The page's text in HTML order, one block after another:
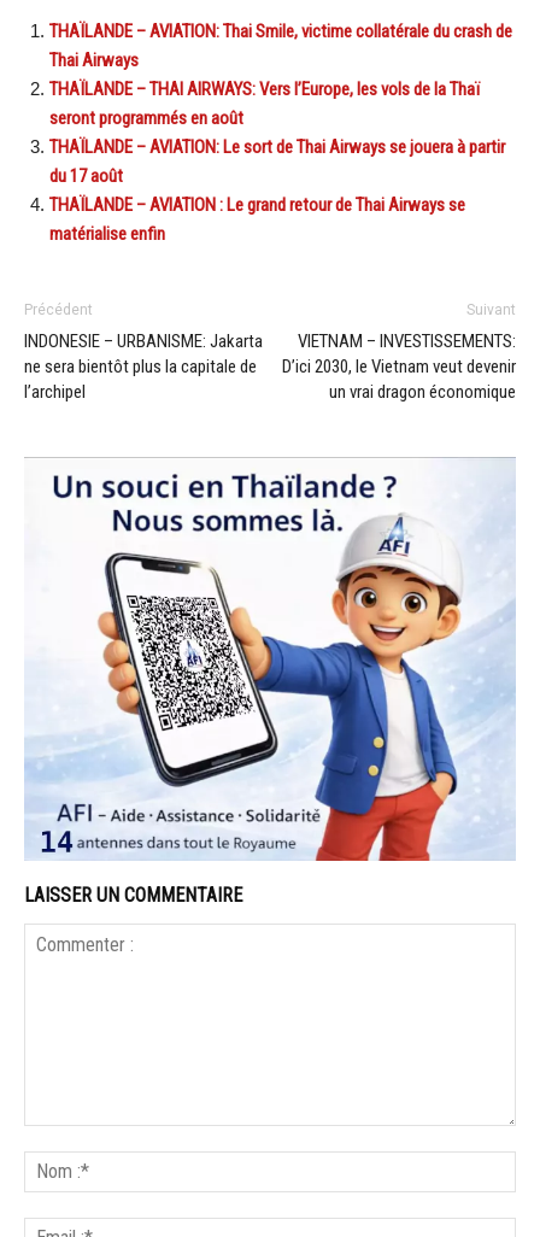
THAÏLANDE – AVIATION: Thai Smile, victime collatérale du crash de
Thai Airways
THAÏLANDE – THAI AIRWAYS: Vers l’Europe, les vols de la Thaï
seront programmés en août
THAÏLANDE – AVIATION: Le sort de Thai Airways se jouera à partir
du 17 août
THAÏLANDE – AVIATION : Le grand retour de Thai Airways se
matérialise enfin
Précédent
INDONESIE – URBANISME: Jakarta
ne sera bientôt plus la capitale de
l’archipel
Suivant
VIETNAM – INVESTISSEMENTS:
D’ici 2030, le Vietnam veut devenir
un vrai dragon économique
LAISSER UN COMMENTAIRE